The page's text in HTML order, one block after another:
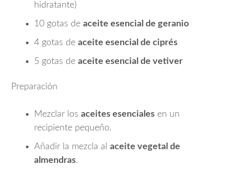
hidratante)
10 gotas de aceite esencial de geranio
4 gotas de aceite esencial de ciprés
5 gotas de aceite esencial de vetiver
Preparación
Mezclar los aceites esenciales en un
recipiente pequeño.
Añadir la mezcla al aceite vegetal de
almendras.